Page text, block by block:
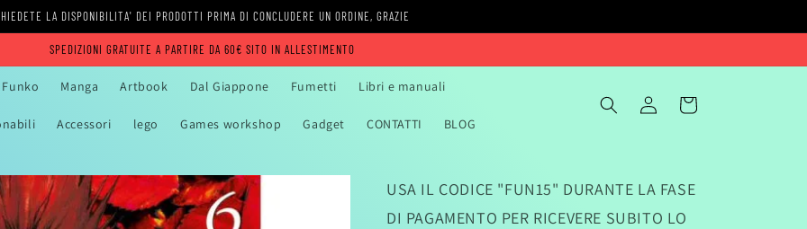
LA DISPONIBILITA' DEI PRODOTTI PRIMA DI CONCLUDERE UN ORDINE, GRAZIE
SPEDIZIONI GRATUITE A PARTIRE DA 60€ SITO IN ALLESTIMENTO
Funko Manga Artbook Dal Giappone Fumetti Libri e manuali
Accessori lego Games workshop Gadget CONTATTI BLOG
Accedi Carrello
USA IL CODICE "FUN15" DURANTE LA FASE
DI PAGAMENTO PER RICEVERE SUBITO LO